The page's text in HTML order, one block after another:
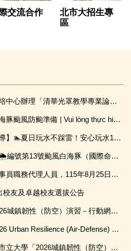
交流合作
北市大招生專
區
教學專業論壇(六)變動時代中的好老師:教師素養與教師韌性」
| Vui lòng thực hiện tốt công tác phòng chống bão Dolphin
玩水不踩雷！安心玩水10大守則與救溺5招🛟
風白海豚（國際命名 DOLPHIN）安全注意事項🌀
務代理人員，115年8月25日截止收件
友及卓越校友選拔公告
韌性（防空）演習－行動網路降速演練📲
Resilience (Air-Defense) Exercise🚨
「2026城鎮韌性（防空）演習」行動指引